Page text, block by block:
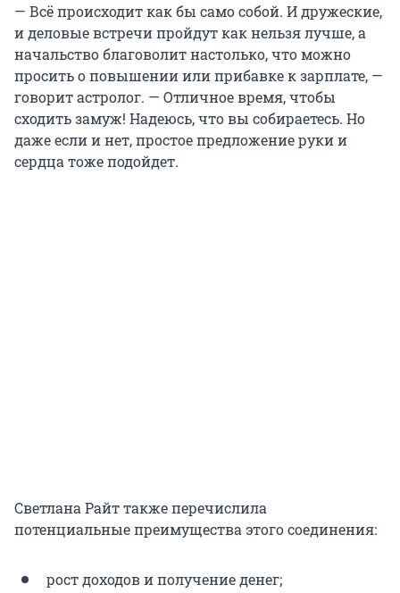
— Всё происходит как бы само собой. И дружеские,
и деловые встречи пройдут как нельзя лучше, а
начальство благоволит настолько, что можно
просить о повышении или прибавке к зарплате, —
говорит астролог. — Отличное время, чтобы
сходить замуж! Надеюсь, что вы собираетесь. Но
даже если и нет, простое предложение руки и
сердца тоже подойдет.
Светлана Райт также перечислила
потенциальные преимущества этого соединения:
рост доходов и получение денег;